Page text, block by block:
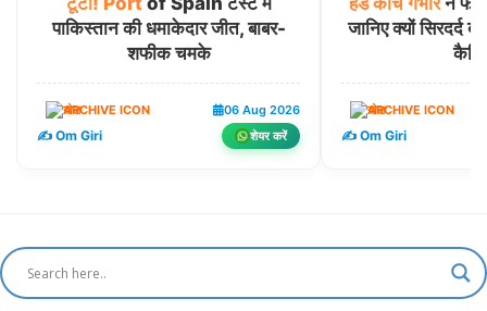
पाकिस्तान की धमाकेदार जीत, बाबर-
शफीक चमके
खेल 06 Aug 2026
✍️ Om Giri शेयर करें
जानिए क्यों सिरदर्द
खेल
✍️ Om Giri